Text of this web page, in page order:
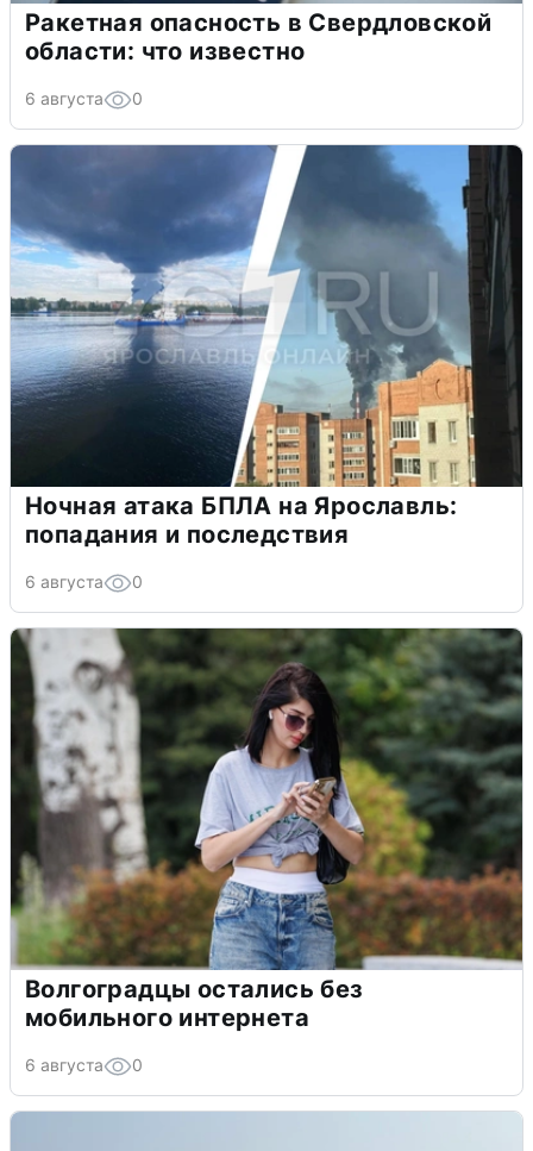
Ракетная опасность в Свердловской
области: что известно
6 августа 0
Ночная атака БПЛА на Ярославль:
попадания и последствия
6 августа 0
Волгоградцы остались без
мобильного интернета
6 августа 0